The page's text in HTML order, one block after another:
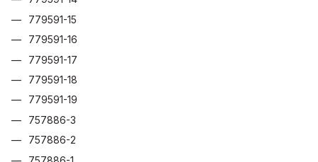
779591-15
779591-16
779591-17
779591-18
779591-19
757886-3
757886-2